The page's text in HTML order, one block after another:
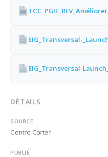
EIG_Transversal-
EIG_Transversal-
DÉTAILS
SOURCE
Centre Carter
PUBLIÉ